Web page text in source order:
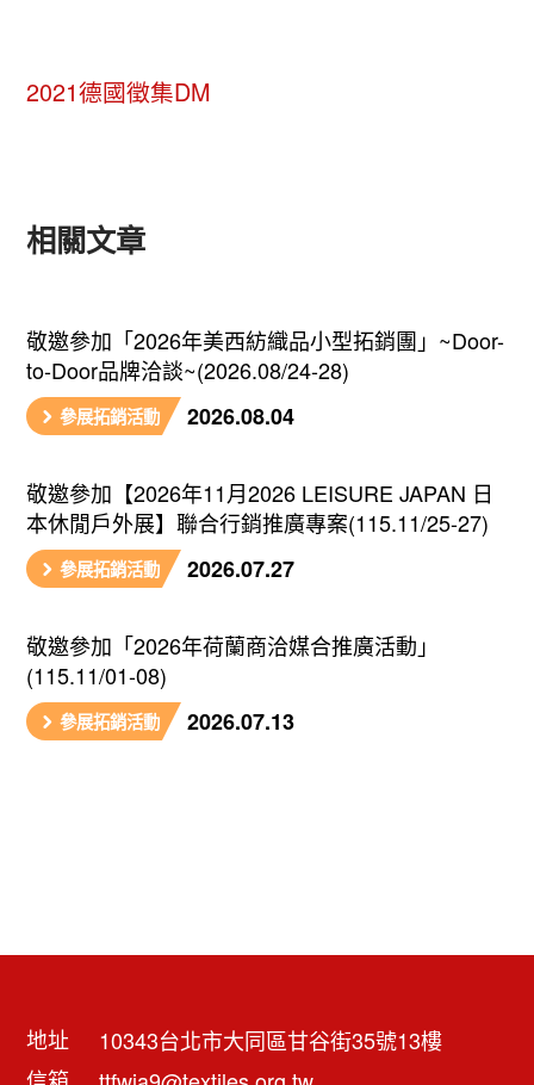
2021德國徵集DM
相關文章
敬邀參加「2026年美西紡織品小型拓銷團」~Door-
to-Door品牌洽談~(2026.08/24-28)
參展拓銷活動 2026.08.04
敬邀參加【2026年11月2026 LEISURE JAPAN 日
本休閒戶外展】聯合行銷推廣專案(115.11/25-27)
參展拓銷活動 2026.07.27
敬邀參加「2026年荷蘭商洽媒合推廣活動」
(115.11/01-08)
參展拓銷活動 2026.07.13
地址
10343台北市大同區甘谷街35號13樓